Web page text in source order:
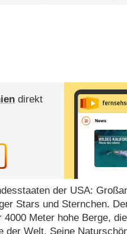
direkt
der USA:
Stars und Sternchen.
Meter hohe Berge,
der Welt. Seine